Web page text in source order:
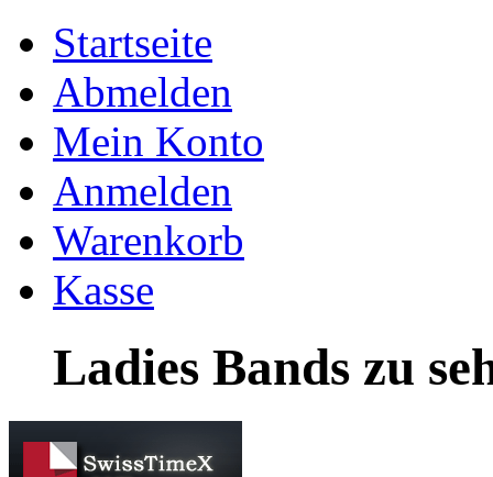
Startseite
Abmelden
Mein Konto
Anmelden
Warenkorb
Kasse
Ladies Bands zu